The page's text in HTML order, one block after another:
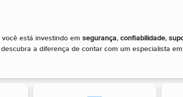
você está investindo emsegurança,confiabilidade,
a diferença de contar com um especialista